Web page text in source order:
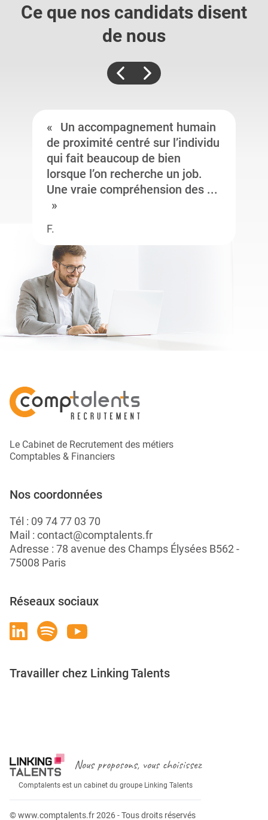
Ce que nos candidats disent
de nous
Un accompagnement humain
de proximité centré sur l’individu
qui fait beaucoup de bien
lorsque l’on recherche un job.
Une vraie compréhension des ...
F.
Le Cabinet de Recrutement des métiers
Comptables & Financiers
Nos coordonnées
Tél : 09 74 77 03 70
Mail : contact@comptalents.fr
Adresse : 78 avenue des Champs Élysées B562 -
75008 Paris
Réseaux sociaux
Travailler chez Linking Talents
Nous proposons, vous choisissez
Comptalents est un cabinet du groupe Linking Talents
© www.comptalents.fr 2026 - Tous droits réservés